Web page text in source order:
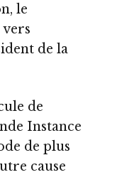
le
de la
de
Instance
de plus
cause